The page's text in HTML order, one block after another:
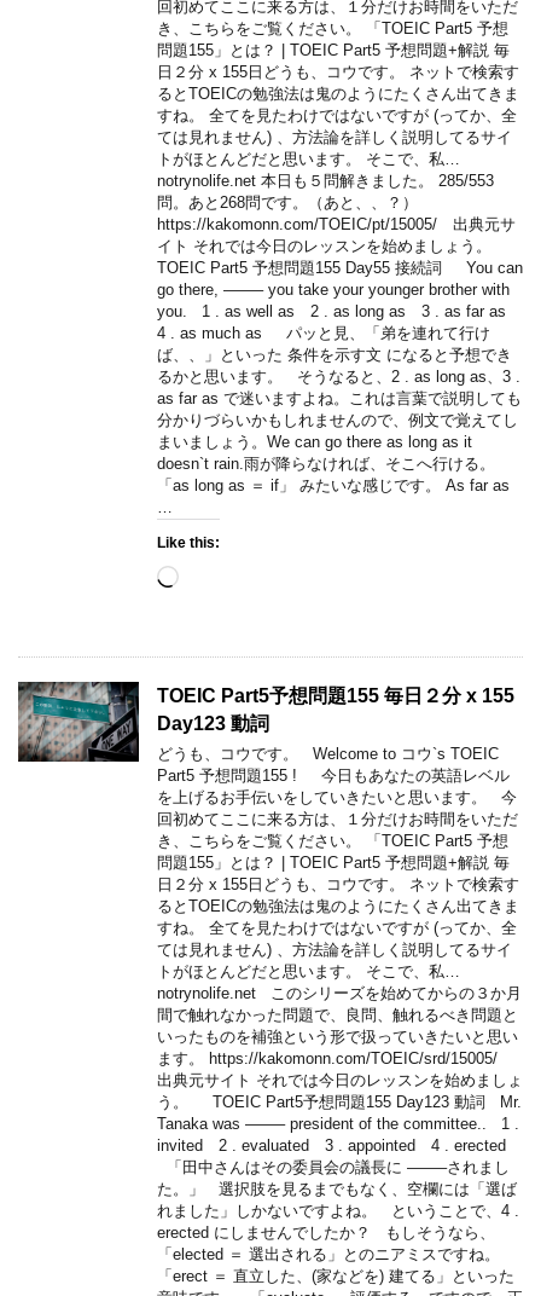
回初めてここに来る方は、１分だけお時間をいただ
き、こちらをご覧ください。 「TOEIC Part5 予想
問題155」とは？ | TOEIC Part5 予想問題+解説 毎
日２分 x 155日どうも、コウです。 ネットで検索す
るとTOEICの勉強法は鬼のようにたくさん出てきま
すね。 全てを見たわけではないですが (ってか、全
ては見れません) 、方法論を詳しく説明してるサイ
トがほとんどだと思います。 そこで、私…
notrynolife.net 本日も５問解きました。 285/553
問。あと268問です。（あと、、？）
https://kakomonn.com/TOEIC/pt/15005/ 出典元サ
イト それでは今日のレッスンを始めましょう。
TOEIC Part5 予想問題155 Day55 接続詞 You can
go there, ——– you take your younger brother with
you. 1 . as well as 2 . as long as 3 . as far as
4 . as much as パッと見、「弟を連れて行け
ば、、」といった 条件を示す文 になると予想でき
るかと思います。 そうなると、2 . as long as、3 .
as far as で迷いますよね。これは言葉で説明しても
分かりづらいかもしれませんので、例文で覚えてし
まいましょう。We can go there as long as it
doesn`t rain.雨が降らなければ、そこへ行ける。
「as long as ＝ if」 みたいな感じです。 As far as
…
Like this:
Loading…
TOEIC Part5予想問題155 毎日２分 x 155
Day123 動詞
どうも、コウです。 Welcome to コウ`s TOEIC
Part5 予想問題155 ! 今日もあなたの英語レベル
を上げるお手伝いをしていきたいと思います。 今
回初めてここに来る方は、１分だけお時間をいただ
き、こちらをご覧ください。 「TOEIC Part5 予想
問題155」とは？ | TOEIC Part5 予想問題+解説 毎
日２分 x 155日どうも、コウです。 ネットで検索す
るとTOEICの勉強法は鬼のようにたくさん出てきま
すね。 全てを見たわけではないですが (ってか、全
ては見れません) 、方法論を詳しく説明してるサイ
トがほとんどだと思います。 そこで、私…
notrynolife.net このシリーズを始めてからの３か月
間で触れなかった問題で、良問、触れるべき問題と
いったものを補強という形で扱っていきたいと思い
ます。 https://kakomonn.com/TOEIC/srd/15005/
出典元サイト それでは今日のレッスンを始めましょ
う。 TOEIC Part5予想問題155 Day123 動詞 Mr.
Tanaka was ——– president of the committee.. 1 .
invited 2 . evaluated 3 . appointed 4 . erected
「田中さんはその委員会の議長に ——–されまし
た。」 選択肢を見るまでもなく、空欄には「選ば
れました」しかないですよね。 ということで、4 .
erected にしませんでしたか？ もしそうなら、
「elected ＝ 選出される」とのニアミスですね。
「erect ＝ 直立した、(家などを) 建てる」といった